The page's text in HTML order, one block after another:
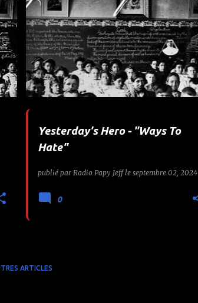
Yesterday's Hero - "Ways To
Hate"
publié par Radio Papy Jeff le septembre 02, 2024
ASHER MEDIA ASHER MEDIA RELATIONS
0
ARTICLES